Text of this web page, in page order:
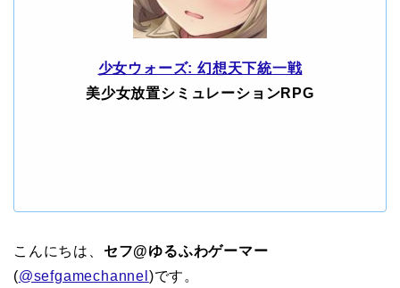
少女ウォーズ: 幻想天下統一戦
美少女放置シミュレーションRPG
こんにちは、 セフ@ゆるふわゲーマー
(@sefgamechannel )です。